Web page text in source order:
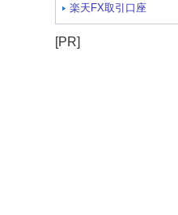
楽天FX取引口座
[PR]